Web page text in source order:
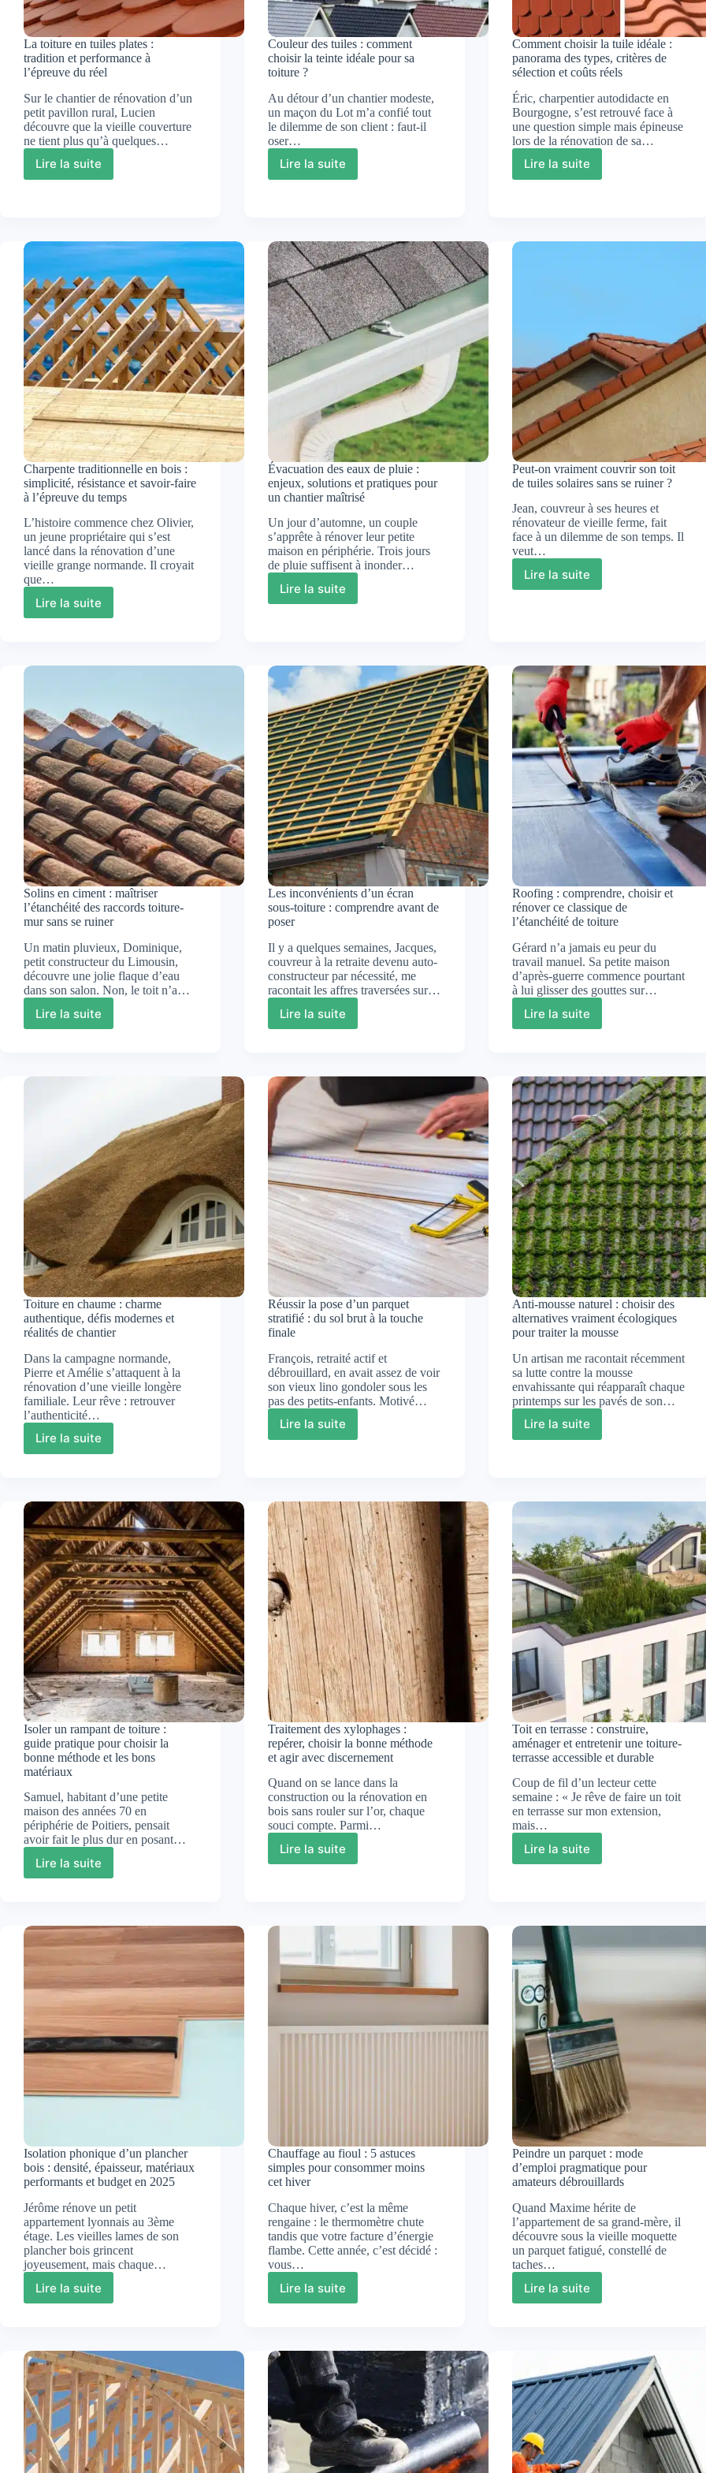
La toiture en tuiles plates :
tradition et performance à
l’épreuve du réel
Sur le chantier de rénovation d’un
petit pavillon rural, Lucien
découvre que la vieille couverture
ne tient plus qu’à quelques…
Lire la suite
La
:
et
performance
à
l’épreuve
du
réel
Couleur des tuiles : comment
choisir la teinte idéale pour sa
toiture ?
Au détour d’un chantier modeste,
un maçon du Lot m’a confié tout
le dilemme de son client : faut-il
oser…
Lire la suite
Couleur
choisir
la
teinte
idéale
pour
sa
toiture
?
Comment choisir la tuile idéale :
panorama des types, critères de
sélection et coûts réels
Éric, charpentier autodidacte en
Bourgogne, s’est retrouvé face à
une question simple mais épineuse
lors de la rénovation de sa…
Lire la suite
Comment
:
sélection
et
coûts
réels
Charpente traditionnelle en bois :
simplicité, résistance et savoir-faire
à l’épreuve du temps
L’histoire commence chez Olivier,
un jeune propriétaire qui s’est
lancé dans la rénovation d’une
vieille grange normande. Il croyait
que…
Lire la suite
Charpente
:
et
savoir-
faire
à
l’épreuve
du
temps
Évacuation des eaux de pluie :
enjeux, solutions et pratiques pour
un chantier maîtrisé
Un jour d’automne, un couple
s’apprête à rénover leur petite
maison en périphérie. Trois jours
de pluie suffisent à inonder…
Lire la suite
Évacuation
:
solutions
et
pratiques
pour
un
chantier
maîtrisé
Peut-on vraiment couvrir son toit
de tuiles solaires sans se ruiner ?
Jean, couvreur à ses heures et
rénovateur de vieille ferme, fait
face à un dilemme de son temps. Il
veut…
Lire la suite
Peut-
de
tuiles
solaires
sans
se
ruiner
?
Solins en ciment : maîtriser
l’étanchéité des raccords toiture-
mur sans se ruiner
Un matin pluvieux, Dominique,
petit constructeur du Limousin,
découvre une jolie flaque d’eau
dans son salon. Non, le toit n’a…
Lire la suite
Solins
toiture-
mur
sans
se
ruiner
Les inconvénients d’un écran
sous-toiture : comprendre avant de
poser
Il y a quelques semaines, Jacques,
couvreur à la retraite devenu auto-
constructeur par nécessité, me
racontait les affres traversées sur…
Lire la suite
Les
sous-
toiture
comprendre
avant
de
Roofing : comprendre, choisir et
rénover ce classique de
l’étanchéité de toiture
Gérard n’a jamais eu peur du
travail manuel. Sa petite maison
d’après-guerre commence pourtant
à lui glisser des gouttes sur…
Lire la suite
Roofing
et
rénover
ce
classique
de
l’étanchéité
de
toiture
Toiture en chaume : charme
authentique, défis modernes et
réalités de chantier
Dans la campagne normande,
Pierre et Amélie s’attaquent à la
rénovation d’une vieille longère
familiale. Leur rêve : retrouver
l’authenticité…
Lire la suite
Toiture
charme
authentique,
défis
modernes
et
réalités
de
chantier
Réussir la pose d’un parquet
stratifié : du sol brut à la touche
finale
François, retraité actif et
débrouillard, en avait assez de voir
son vieux lino gondoler sous les
pas des petits-enfants. Motivé…
Lire la suite
Réussir
stratifié
:
du
sol
brut
à
la
touche
finale
Anti-mousse naturel : choisir des
alternatives vraiment écologiques
pour traiter la mousse
Un artisan me racontait récemment
sa lutte contre la mousse
envahissante qui réapparaît chaque
printemps sur les pavés de son…
Lire la suite
Anti-
des
alternatives
vraiment
écologiques
pour
traiter
la
mousse
Isoler un rampant de toiture :
guide pratique pour choisir la
bonne méthode et les bons
matériaux
Samuel, habitant d’une petite
maison des années 70 en
périphérie de Poitiers, pensait
avoir fait le plus dur en posant…
Lire la suite
Isoler
toiture
:
pratique
pour
choisir
la
bonne
méthode
et
bons
Traitement des xylophages :
repérer, choisir la bonne méthode
et agir avec discernement
Quand on se lance dans la
construction ou la rénovation en
bois sans rouler sur l’or, chaque
souci compte. Parmi…
Lire la suite
Traitement
choisir
bonne
méthode
et
discernement
Toit en terrasse : construire,
aménager et entretenir une toiture-
terrasse accessible et durable
Coup de fil d’un lecteur cette
semaine : « Je rêve de faire un toit
en terrasse sur mon extension,
mais…
Lire la suite
Toit
aménager
et
entretenir
une
toiture-
terrasse
accessible
et
durable
Isolation phonique d’un plancher
bois : densité, épaisseur, matériaux
performants et budget en 2025
Jérôme rénove un petit
appartement lyonnais au 3ème
étage. Les vieilles lames de son
plancher bois grincent
joyeusement, mais chaque…
Lire la suite
Isolation
bois
:
densité,
épaisseur,
matériaux
performants
et
budget
Chauffage au fioul : 5 astuces
simples pour consommer moins
cet hiver
Chaque hiver, c’est la même
rengaine : le thermomètre chute
tandis que votre facture d’énergie
flambe. Cette année, c’est décidé :
vous…
Lire la suite
Chauffage
5
astuces
simples
pour
consommer
moins
cet
hiver
Peindre un parquet : mode
d’emploi pragmatique pour
amateurs débrouillards
Quand Maxime hérite de
l’appartement de sa grand-mère, il
découvre sous la vieille moquette
un parquet fatigué, constellé de
taches…
Lire la suite
Peindre
d’emploi
pragmatique
pour
amateurs
débrouillards